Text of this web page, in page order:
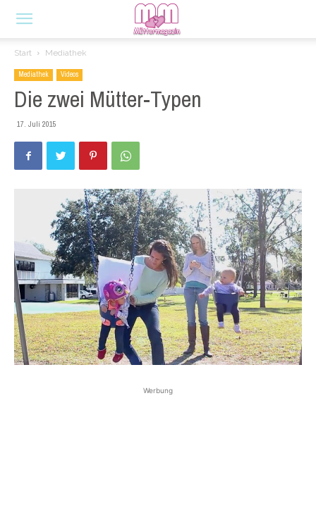
Start Mediathek
Mediathek Videos
Die zwei Mütter-Typen
17. Juli 2015
Werbung